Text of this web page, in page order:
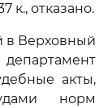
к., отказано.
в Верховный
акты,
норм